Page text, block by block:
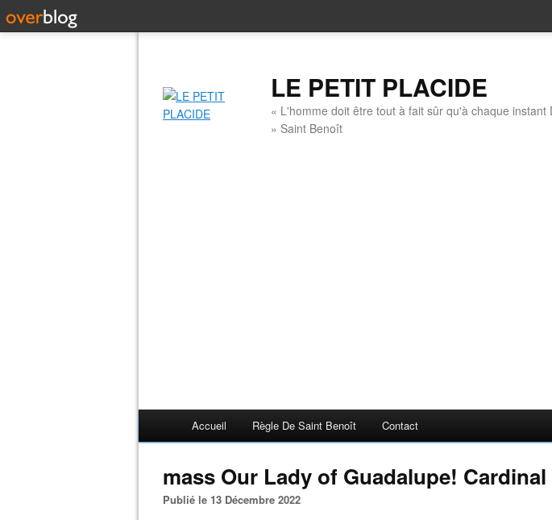
LE PETIT PLACIDE
« L'homme doit être tout à fait sûr qu'à chaque
» Saint Benoît
Accueil Règle De Saint Benoît Contact
mass Our Lady of Guadalupe!
Publié le 13 Décembre 2022